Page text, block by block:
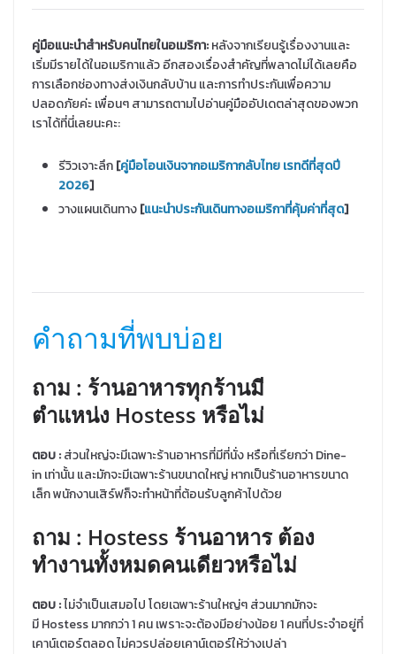
คู่มือแนะนำสำหรับคนไทยในอเมริกา:หลังจากเรียนรู้เรื่องงานและ
เริ่มมีรายได้ในอเมริกาแล้ว อีกสองเรื่องสำคัญที่พลาดไม่ได้เลยคือ
การเลือกช่องทางส่งเงินกลับบ้าน และการทำประกันเพื่อความ
ปลอดภัยค่ะ เพื่อนๆ สามารถตามไปอ่านคู่มืออัปเดตล่าสุดของพวก
เราได้ที่นี่เลยนะคะ:
รีวิวเจาะลึก[คู่มือโอนเงินจากอเมริกากลับไทย เรทดีที่สุดปี
2026]
วางแผนเดินทาง[แนะนำประกันเดินทางอเมริกาที่คุ้มค่าที่สุด]
คําถามที่พบบ่อย
ถาม : ร้านอาหารทุกร้านมี
ตำแหน่ง Hostess หรือไม่
ตอบ:ส่วนใหญ่จะมีเฉพาะร้านอาหารที่มีที่นั่ง หรือที่เรียกว่า Dine-
in เท่านั้น และมักจะมีเฉพาะร้านขนาดใหญ่ หากเป็นร้านอาหารขนาด
เล็ก พนักงานเสิร์ฟก็จะทำหน้าที่ต้อนรับลูกค้าไปด้วย
ถาม : Hostess ร้านอาหาร ต้อง
ทำงานทั้งหมดคนเดียวหรือไม่
ตอบ:ไม่จำเป็นเสมอไป โดยเฉพาะร้านใหญ่ๆ ส่วนมากมักจะ
มี Hostess มากกว่า 1 คน เพราะจะต้องมีอย่างน้อย 1 คนที่ประจำอยู่ที่
เคาน์เตอร์ตลอด ไม่ควรปล่อยเคาน์เตอร์ให้ว่างเปล่า